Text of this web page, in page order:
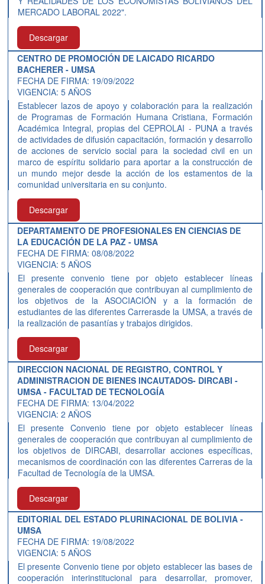
MERCADO LABORAL 2022".
Descargar
CENTRO DE PROMOCIÓN DE LAICADO RICARDO
BACHERER - UMSA
FECHA DE FIRMA: 19/09/2022
VIGENCIA: 5 AÑOS
Establecer lazos de apoyo y colaboración para la realización
de Programas de Formación Humana Cristiana, Formación
Académica Integral, propias del CEPROLAI - PUNA a través
de actividades de difusión capacitación, formación y desarrollo
de acciones de servicio social para la sociedad civil en un
marco de espíritu solidario para aportar a la construcción de
un mundo mejor desde la acción de los estamentos de la
comunidad universitaria en su conjunto.
Descargar
DEPARTAMENTO DE PROFESIONALES EN CIENCIAS DE
LA EDUCACIÓN DE LA PAZ - UMSA
FECHA DE FIRMA: 08/08/2022
VIGENCIA: 5 AÑOS
El presente convenio tiene por objeto establecer líneas
generales de cooperación que contribuyan al cumplimiento de
los objetivos de la ASOCIACIÓN y a la formación de
estudiantes de las diferentes Carrerasde la UMSA, a través de
la realización de pasantías y trabajos dirigidos.
Descargar
DIRECCION NACIONAL DE REGISTRO, CONTROL Y
ADMINISTRACION DE BIENES INCAUTADOS- DIRCABI -
UMSA - FACULTAD DE TECNOLOGÍA
FECHA DE FIRMA: 13/04/2022
VIGENCIA: 2 AÑOS
El presente Convenio tiene por objeto establecer líneas
generales de cooperación que contribuyan al cumplimiento de
los objetivos de DIRCABI, desarrollar acciones específicas,
mecanismos de coordinación con las diferentes Carreras de la
Facultad de Tecnología de la UMSA.
Descargar
EDITORIAL DEL ESTADO PLURINACIONAL DE BOLIVIA -
UMSA
FECHA DE FIRMA: 19/08/2022
VIGENCIA: 5 AÑOS
El presente Convenio tiene por objeto establecer las bases de
cooperación interinstitucional para desarrollar, promover,